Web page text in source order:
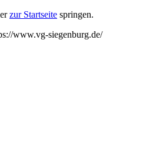
zur Startseite springen.
www.vg-siegenburg.de/